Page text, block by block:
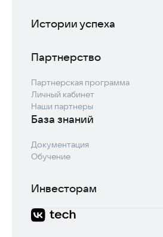
Истории успеха
Партнерство
Партнерская программа
Личный кабинет
Наши партнеры
База знаний
Документация
Обучение
Инвесторам